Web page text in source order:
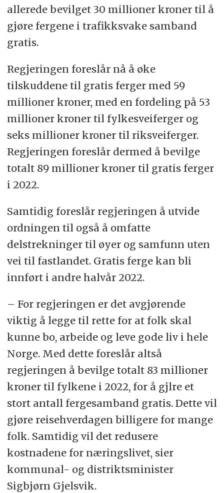
allerede bevilget 30 millioner kroner til å
gjøre fergene i trafikksvake samband
gratis.
Regjeringen foreslår nå å øke
tilskuddene til gratis ferger med 59
millioner kroner, med en fordeling på 53
millioner kroner til fylkesveiferger og
seks millioner kroner til riksveiferger.
Regjeringen foreslår dermed å bevilge
totalt 89 millioner kroner til gratis ferger
i 2022.
Samtidig foreslår regjeringen å utvide
ordningen til også å omfatte
delstrekninger til øyer og samfunn uten
vei til fastlandet. Gratis ferge kan bli
innført i andre halvår 2022.
– For regjeringen er det avgjørende
viktig å legge til rette for at folk skal
kunne bo, arbeide og leve gode liv i hele
Norge. Med dette foreslår altså
regjeringen å bevilge totalt 83 millioner
kroner til fylkene i 2022, for å gjlre et
stort antall fergesamband gratis. Dette vil
gjøre reisehverdagen billigere for mange
folk. Samtidig vil det redusere
kostnadene for næringslivet, sier
kommunal- og distriktsminister
Sigbjørn Gjelsvik.